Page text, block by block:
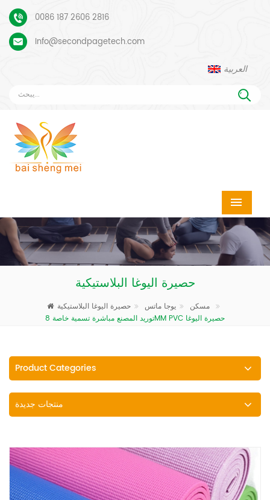
0086 187 2606 2816
Info@secondpagetech.com
العربية
حصيرة اليوغا البلاستيكية
مسكن يوجا ماتس
حصيرة اليوغا البلاستيكية
توريد المصنع مباشرة تسمية خاصة 8MM PVC حصيرة اليوغا
Product Categories
منتجات جديدة